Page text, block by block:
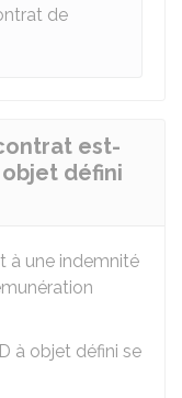
de
est-
objet défini
à une indemnité
à objet défini se